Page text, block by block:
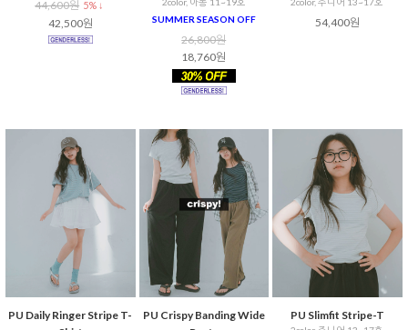
44,600원 5% ↓
42,500원
SUMMER SEASON OFF
26,800원
18,760원
54,400원
PU Daily Ringer Stripe T-
PU Crispy Banding Wide
PU Slimfit Stripe-T